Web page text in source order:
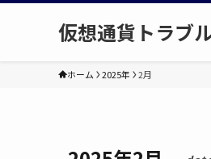
仮想通貨トラブ
ホーム 2025年 2月